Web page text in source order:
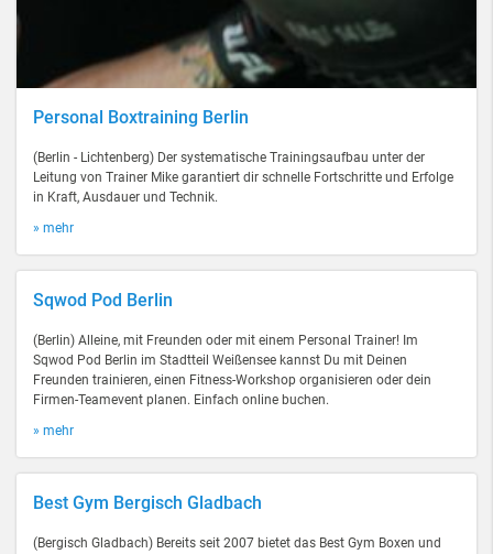
Personal Boxtraining Berlin
(Berlin - Lichtenberg) Der systematische Trainingsaufbau unter der
Leitung von Trainer Mike garantiert dir schnelle Fortschritte und Erfolge
in Kraft, Ausdauer und Technik.
» mehr
Sqwod Pod Berlin
(Berlin) Alleine, mit Freunden oder mit einem Personal Trainer! Im
Sqwod Pod Berlin im Stadtteil Weißensee kannst Du mit Deinen
Freunden trainieren, einen Fitness-Workshop organisieren oder dein
Firmen-Teamevent planen. Einfach online buchen.
» mehr
Best Gym Bergisch Gladbach
(Bergisch Gladbach) Bereits seit 2007 bietet das Best Gym Boxen und